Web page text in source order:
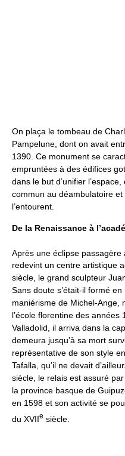
On plaça le tombeau de
Pampelune, dont on avait
1390. Ce monument se
empruntées à des édifices
dans le but d’unifier
commun au déambulatoire
l’entourent.
De la Renaissance à
Après une éclipse passagère
redevint un centre artistique
siècle, le grand sculpteur
Sans doute s’était-il formé
maniérisme de Michel-Ange,
l’école florentine des années
Valladolid, il arriva dans la
demeura jusqu’à sa mort
représentative de son style
Tafalla, qu’il ne devait
siècle, le relais est assuré
la province basque de
en 1598 et son activité se
du XVIIe siècle.